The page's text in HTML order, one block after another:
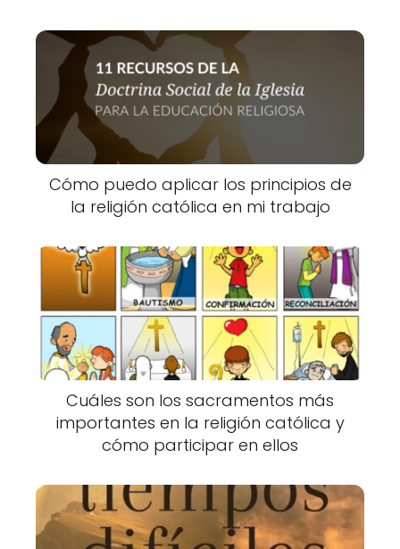
Cómo puedo aplicar los principios de
la religión católica en mi trabajo
Cuáles son los sacramentos más
importantes en la religión católica y
cómo participar en ellos